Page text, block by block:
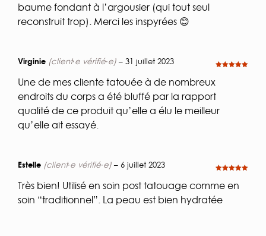
baume fondant à l’argousier (qui tout seul
reconstruit trop). Merci les inspyrées 😊
Virginie (client·e vérifié·e) – 31 juillet 2023
Une de mes cliente tatouée à de nombreux
endroits du corps a été bluffé par la rapport
qualité de ce produit qu’elle a élu le meilleur
qu’elle ait essayé.
5
Estelle (client·e vérifié·e) – 6 juillet 2023
Très bien! Utilisé en soin post tatouage comme en
soin “traditionnel”. La peau est bien hydratée